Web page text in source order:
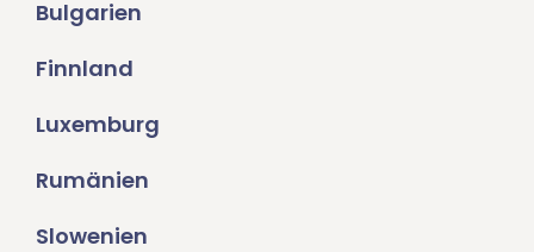
Bulgarien
Finnland
Luxemburg
Rumänien
Slowenien